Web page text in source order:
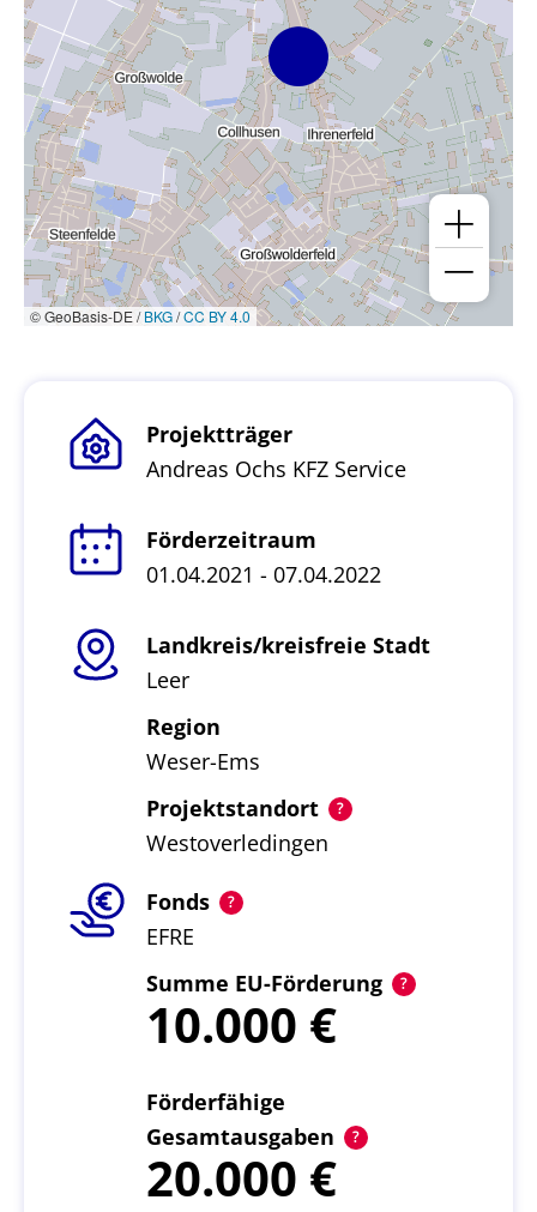
© GeoBasis-DE /BKG/CC BY 4.0
Projektträger
Andreas Ochs KFZ Service
Förderzeitraum
01.04.2021 - 07.04.2022
Landkreis/kreisfreie Stadt
Leer
Region
Weser-Ems
Projektstandort
Westoverledingen
Fonds
EFRE
Summe EU-Förderung
10.000
Förderfähige
Gesamtausgaben
20.000